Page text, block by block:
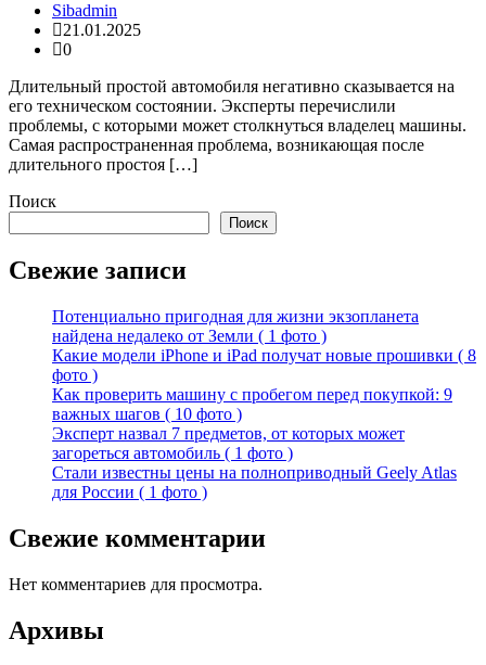
Sibadmin
21.01.2025
0
Длительный простой автомобиля негативно сказывается на
его техническом состоянии. Эксперты перечислили
проблемы, с которыми может столкнуться владелец машины.
Самая распространенная проблема, возникающая после
длительного простоя […]
Поиск
Поиск
Свежие записи
Потенциально пригодная для жизни экзопланета
найдена недалеко от Земли ( 1 фото )
Какие модели iPhone и iPad получат новые прошивки ( 8
фото )
Как проверить машину с пробегом перед покупкой: 9
важных шагов ( 10 фото )
Эксперт назвал 7 предметов, от которых может
загореться автомобиль ( 1 фото )
Стали известны цены на полноприводный Geely Atlas
для России ( 1 фото )
Свежие комментарии
Нет комментариев для просмотра.
Архивы